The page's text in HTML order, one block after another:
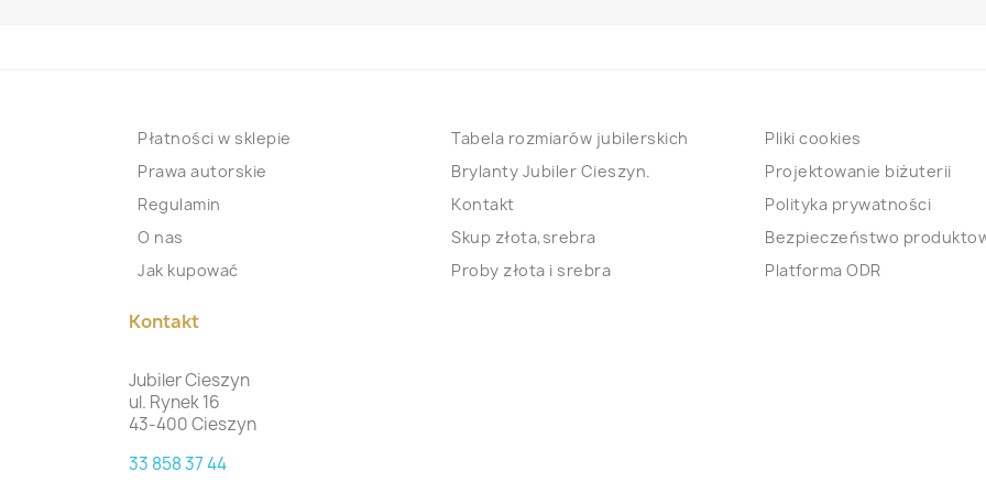
Płatności w sklepie
Prawa autorskie
Regulamin
O nas
Jak kupować
Tabela rozmiarów jubilerskich
Brylanty Jubiler Cieszyn.
Kontakt
Skup złota,srebra
Proby złota i srebra
Pliki cookies
Projektowanie biżuterii
Polityka prywatności
Bezpieczeństwo
Platforma ODR
Kontakt
Jubiler Cieszyn
ul. Rynek 16
43-400 Cieszyn
33 858 37 44